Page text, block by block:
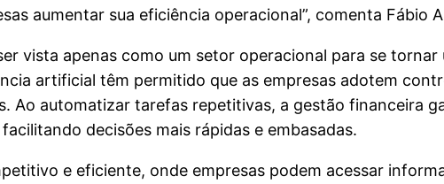
aumentar sua eficiência operacional”, comenta Fábio
vista apenas como um setor operacional para se
artificial têm permitido que as empresas adotem
Ao automatizar tarefas repetitivas, a gestão financeira
decisões mais rápidas e embasadas.
e eficiente, onde empresas podem acessar